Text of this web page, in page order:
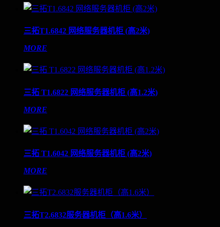
三拓T1.6842 网络服务器机柜 (高2米)
MORE
三拓 T1.6822 网络服务器机柜 (高1.2米)
MORE
三拓 T1.6042 网络服务器机柜 (高2米)
MORE
三拓T2.6832服务器机柜（高1.6米）